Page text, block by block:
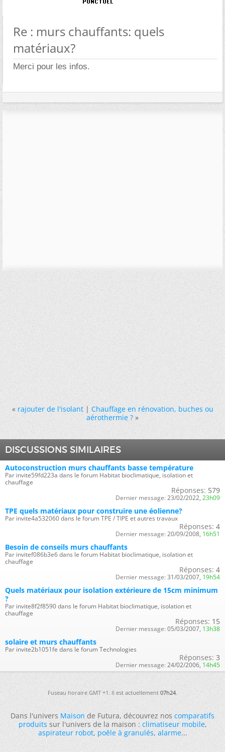
Re : murs chauffants: quels
matériaux?
Merci pour les infos.
« rajouter de l'isolant|Chauffage en rénovation, buches ou
aérothermie ? »
DISCUSSIONS SIMILAIRES
Autoconstruction murs chauffants basse température
Par invite59fd223a dans le forum Habitat bioclimatique, isolation et
chauffage
Réponses: 579
Dernier message: 23/02/2022, 23h09
TPE quels matériaux pour construire une éolienne?
Par invite4a532060 dans le forum TPE / TIPE et autres travaux
Réponses: 4
Dernier message: 20/09/2008, 16h51
Besoin de conseils murs chauffants
Par invitef086b3e6 dans le forum Habitat bioclimatique, isolation et
chauffage
Réponses: 4
Dernier message: 31/03/2007, 19h54
Quels matériaux pour isolation extérieure de 15cm minimum
?
Par invite8f2f8590 dans le forum Habitat bioclimatique, isolation et
chauffage
Réponses: 15
Dernier message: 05/03/2007, 13h38
solaire et murs chauffants
Par invite2b1051fe dans le forum Technologies
Réponses: 3
Dernier message: 24/02/2006, 14h45
Fuseau horaire GMT +1. Il est actuellement07h24.
Dans l'universMaisonde Futura, découvrez noscomparatifs
produitssur l'univers de la maison :climatiseur mobile,
aspirateur robot,poêle à granulés,alarme...